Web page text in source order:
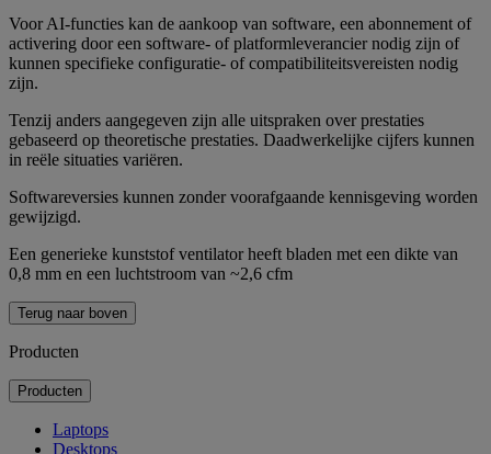
Voor AI-functies kan de aankoop van software, een abonnement of
activering door een software- of platformleverancier nodig zijn of
kunnen specifieke configuratie- of compatibiliteitsvereisten nodig
zijn.
Tenzij anders aangegeven zijn alle uitspraken over prestaties
gebaseerd op theoretische prestaties. Daadwerkelijke cijfers kunnen
in reële situaties variëren.
Softwareversies kunnen zonder voorafgaande kennisgeving worden
gewijzigd.
Een generieke kunststof ventilator heeft bladen met een dikte van
0,8 mm en een luchtstroom van ~2,6 cfm
Terug naar boven
Producten
Producten
Laptops
Desktops